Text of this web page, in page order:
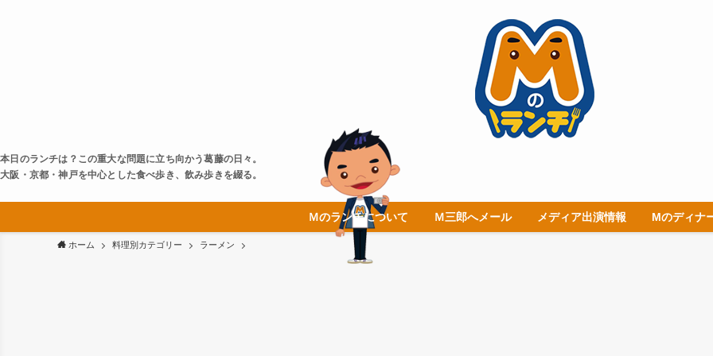
本日のランチは？この重大な問題に立ち向かう葛藤の日々。
大阪・京都・神戸を中心とした食べ歩き、飲み歩きを綴る。
Ｍのランチについて Ｍ三郎へメール メディア出演情報 Mのディナ
ホーム 料理別カテゴリー ラーメン